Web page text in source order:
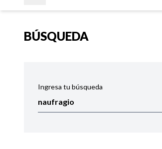
BÚSQUEDA
Ingresa tu búsqueda